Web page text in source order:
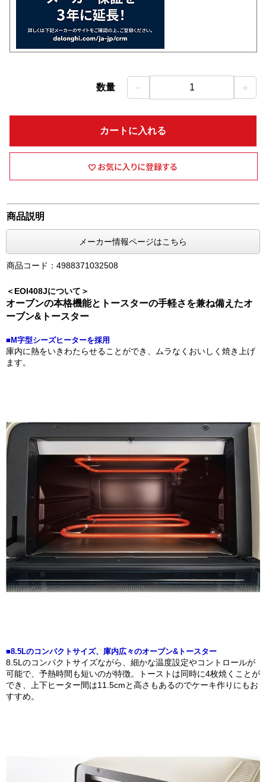
数量 － 1 ＋
カートに入れる
商品説明
メーカー情報ページはこちら
商品コード：4988371032508
＜EOI408Jについて＞
オーブンの本格機能とトースターの手軽さを兼ね備えたオ
ーブン&トースター
■M字型シーズヒーターを採用
庫内に熱をいきわたらせることができ、ムラなくおいしく焼き上げ
ます。
■8.5Lのコンパクトサイズ、庫内広々のオーブン&トースター
8.5Lのコンパクトサイズながら、細かな温度設定やコントロールが
可能で、予熱時間も短いのが特徴。トーストは同時に4枚焼くことが
でき、上下ヒーター間は11.5cmと高さもあるのでケーキ作りにもお
すすめ。